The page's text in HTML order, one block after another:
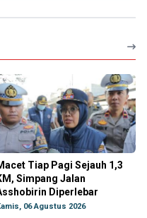
Tiap Pagi Sejauh 1,3
Simpang Jalan
Diperlebar
06 Agustus 2026